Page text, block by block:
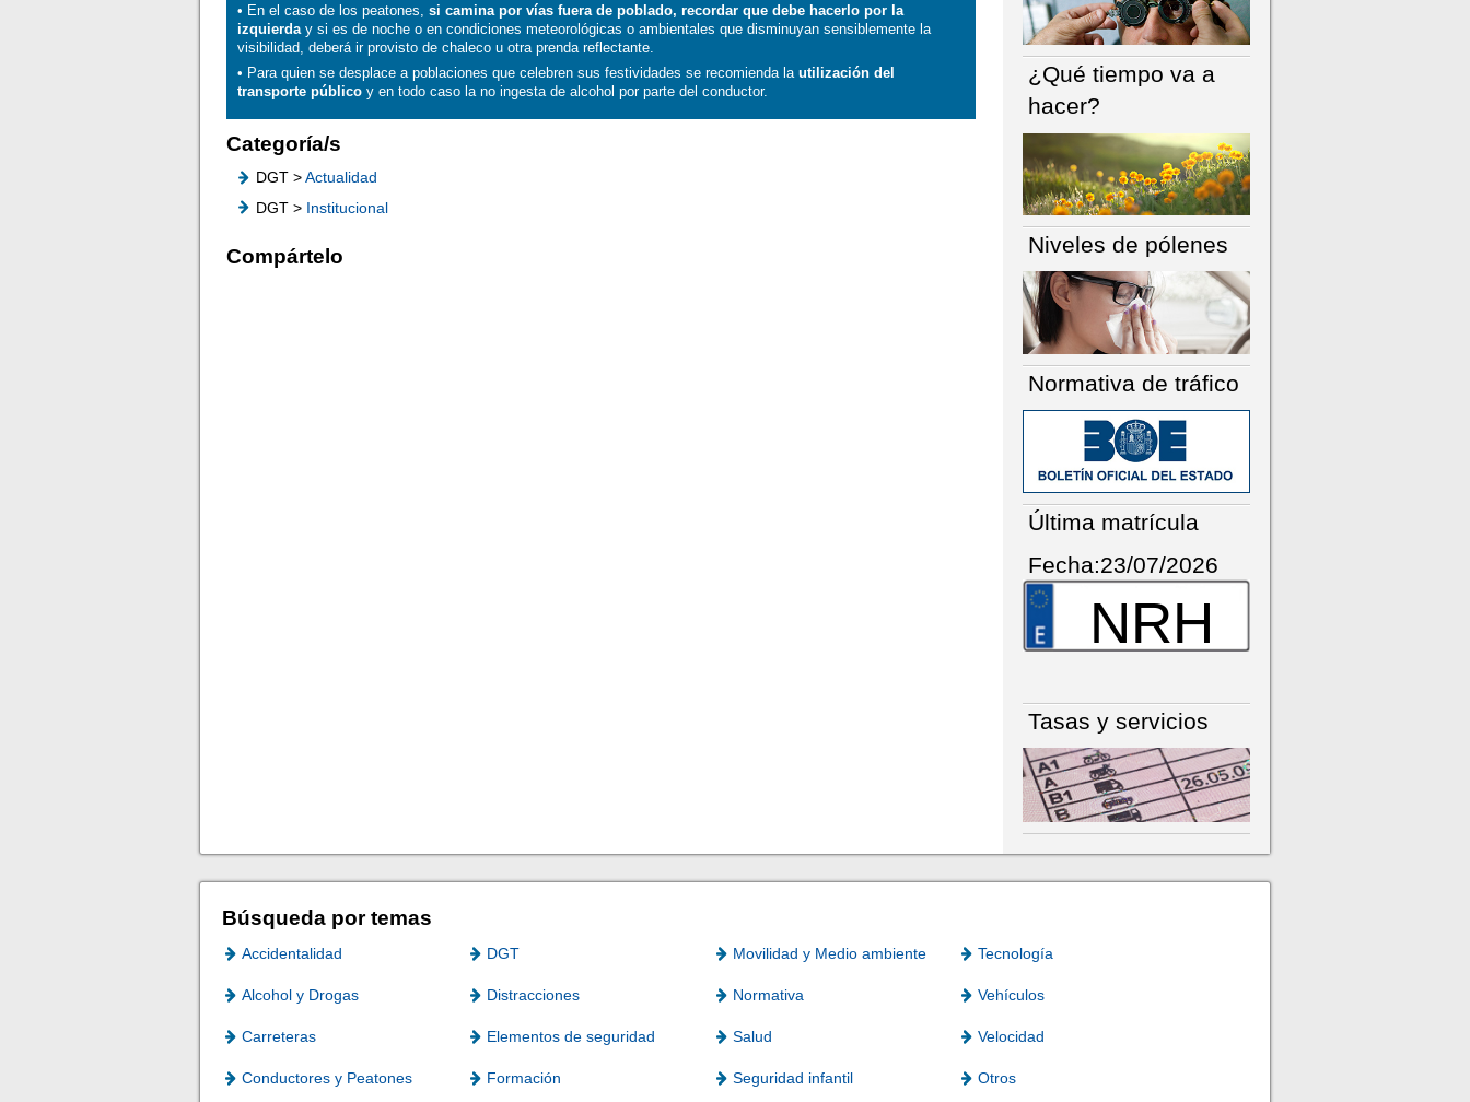
• En el caso de los peatones,si camina por vías fuera de poblado, recordar que debe hacerlo por la
izquierda y si es de noche o en condiciones meteorológicas o ambientales que disminuyan sensiblemente la
visibilidad, deberá ir provisto de chaleco u otra prenda reflectante.
• Para quien se desplace a poblaciones que celebren sus festividades se recomienda lautilización del
transporte público y en todo caso la no ingesta de alcohol por parte del conductor.
Categoría/s
DGT >Actualidad
DGT > Institucional
Compártelo
¿Qué tiempo va a
hacer?
Niveles de pólenes
Normativa de tráfico
Última matrícula
Fecha:23/07/2026
NRH
Tasas y servicios
Búsqueda por temas
Accidentalidad DGT Movilidad y Medio ambiente Tecnología
Alcohol y Drogas Distracciones Normativa Vehículos
Carreteras Elementos de seguridad Salud Velocidad
Conductores y Peatones Formación Seguridad infantil Otros